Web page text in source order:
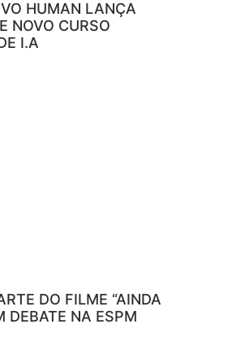
HUMAN LANÇA
NOVO CURSO
I.A
DO FILME “AINDA
DEBATE NA ESPM